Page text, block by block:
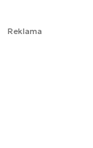
Reklama